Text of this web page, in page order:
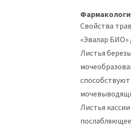
Свойства
«Эвалар БИО»
Листья
Листья